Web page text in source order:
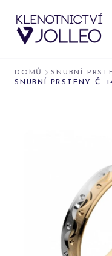
DOMŮ SNUBNÍ
SNUBNÍ PRSTENY Č.